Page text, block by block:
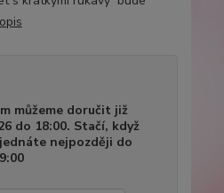
můžeme doručit již
do 18:00. Stačí, když
nejpozději do